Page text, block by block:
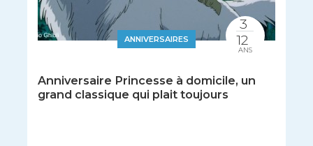
ANNIVERSAIRES
Anniversaire Princesse à domicile, un
grand classique qui plait toujours
3
12
ANS